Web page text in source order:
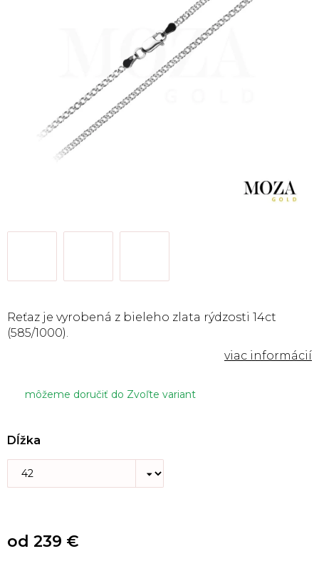
môžeme doručiť do Zvoľte variant
Dĺžka
Reťaz je vyrobená z bieleho zlata rýdzosti 14ct
(585/1000).
od 239 €